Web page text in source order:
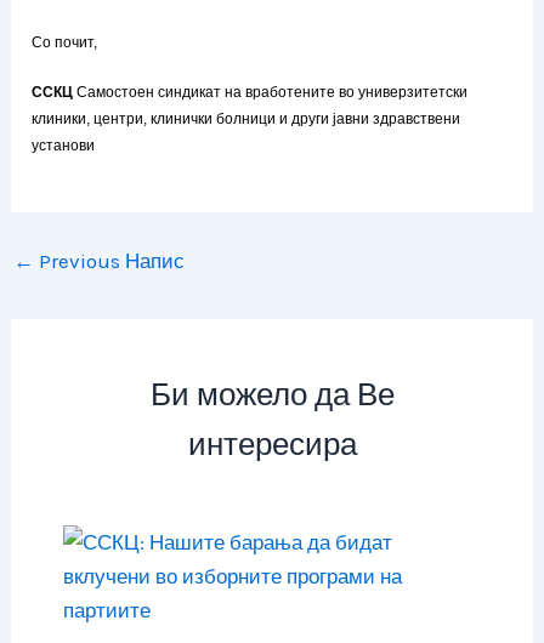
Со почит,
ССКЦ Самостоен синдикат на вработените во универзитетски
клиники, центри, клинички болници и други јавни здравствени
установи
← Previous Напис
Би можело да Ве
интересира